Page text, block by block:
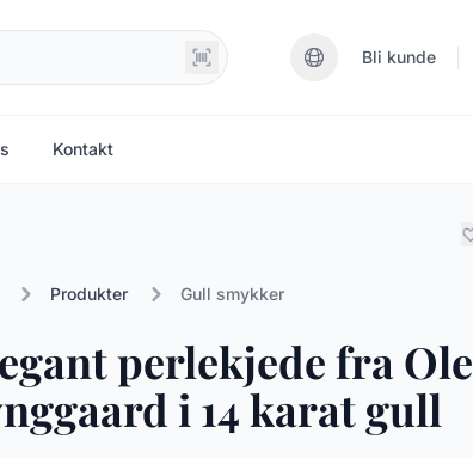
Bli kunde
Kontakt
Produkter Gull smykker
perlekjede fra Ole
i 14 karat gull